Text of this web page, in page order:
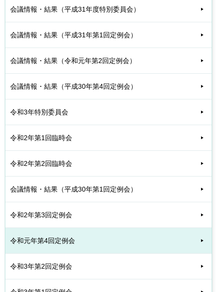
会議情報・結果（平成31年度特別委員会）
会議情報・結果（平成31年第1回定例会）
会議情報・結果（令和元年第2回定例会）
会議情報・結果（平成30年第4回定例会）
令和3年特別委員会
令和2年第1回臨時会
令和2年第2回臨時会
会議情報・結果（平成30年第1回定例会）
令和2年第3回定例会
令和元年第4回定例会
令和3年第2回定例会